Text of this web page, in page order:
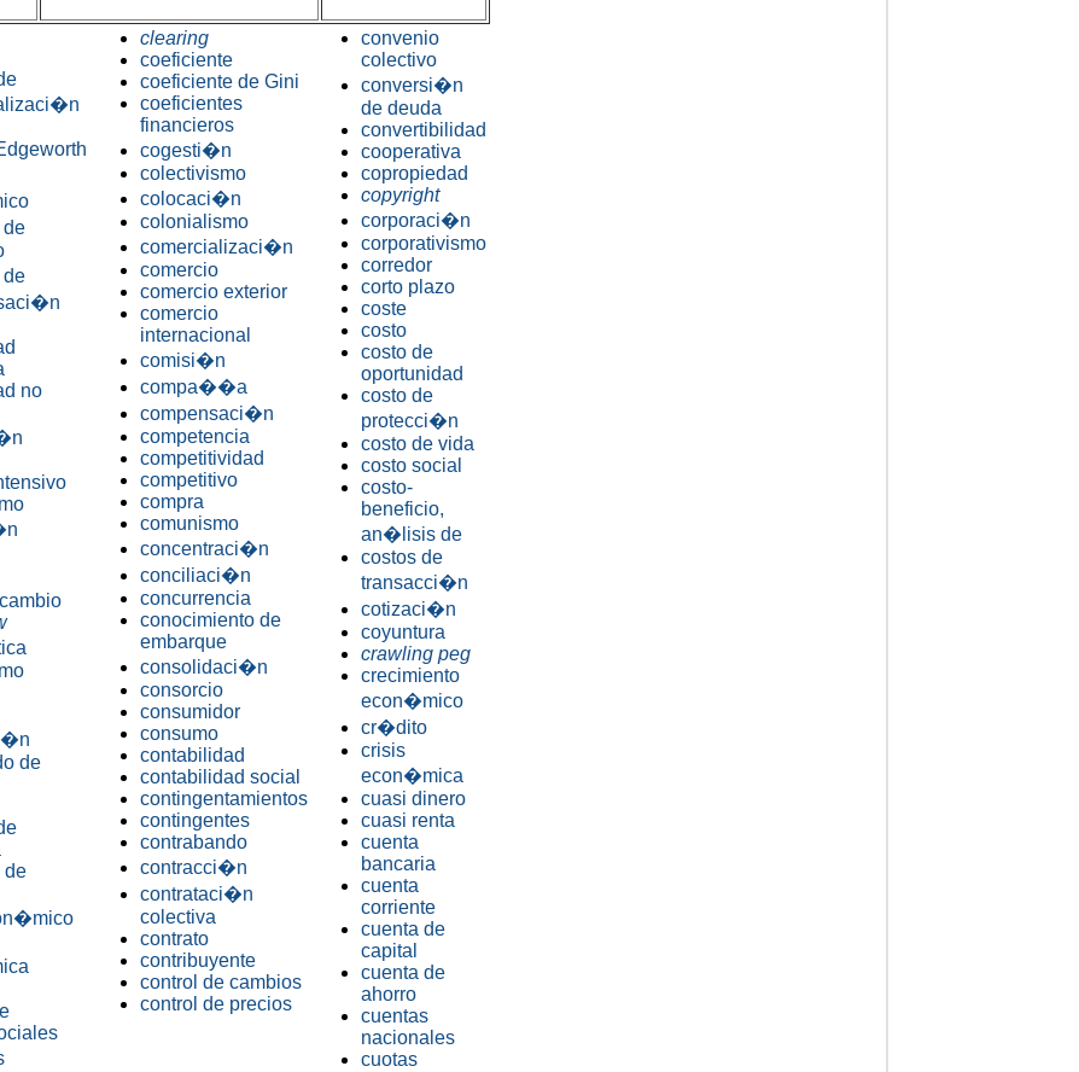
no
de
de
clearing
coeficiente
coeficiente de Gini
coeficientes
financieros
cogesti�n
colectivismo
colocaci�n
colonialismo
comercializaci�n
comercio
comercio exterior
comercio
internacional
comisi�n
compa��a
compensaci�n
competencia
competitividad
competitivo
compra
comunismo
concentraci�n
conciliaci�n
concurrencia
conocimiento de
embarque
consolidaci�n
consorcio
consumidor
consumo
contabilidad
contabilidad social
contingentamientos
contingentes
contrabando
contracci�n
contrataci�n
colectiva
contrato
contribuyente
control de cambios
control de precios
convenio
colectivo
conversi�n
de deuda
convertibilidad
cooperativa
copropiedad
copyright
corporaci�n
corporativismo
corredor
corto plazo
coste
costo
costo de
oportunidad
costo de
protecci�n
costo de vida
costo social
costo-
beneficio,
an�lisis de
costos de
transacci�n
cotizaci�n
coyuntura
crawling peg
crecimiento
econ�mico
cr�dito
crisis
econ�mica
cuasi dinero
cuasi renta
cuenta
bancaria
cuenta
corriente
cuenta de
capital
cuenta de
ahorro
cuentas
nacionales
cuotas